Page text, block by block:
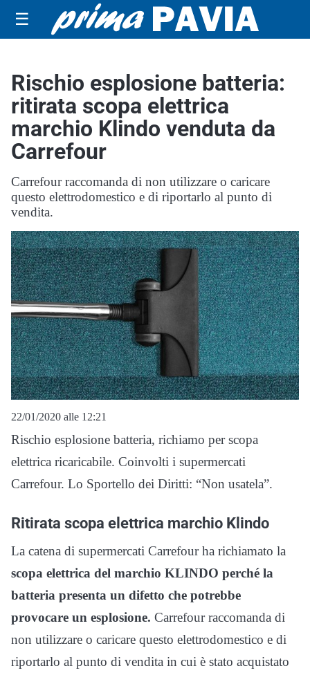
☰
Rischio esplosione batteria:
ritirata scopa elettrica
marchio Klindo venduta da
Carrefour
Carrefour raccomanda di non utilizzare o caricare
questo elettrodomestico e di riportarlo al punto di
vendita.
22/01/2020 alle 12:21
Rischio esplosione batteria, richiamo per scopa
elettrica ricaricabile. Coinvolti i supermercati
Carrefour. Lo Sportello dei Diritti: “Non usatela”.
Ritirata scopa elettrica marchio Klindo
La catena di supermercati Carrefour ha richiamato la
scopa elettrica del marchio KLINDO perché la
batteria presenta un difetto che potrebbe
provocare un esplosione. Carrefour raccomanda di
non utilizzare o caricare questo elettrodomestico e di
riportarlo al punto di vendita in cui è stato acquistato